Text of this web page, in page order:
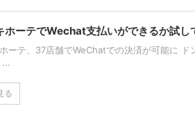
ホーテでWechat支払いができるか試し
ーテ、37店舗でWeChatでの決済が可能に
...
る